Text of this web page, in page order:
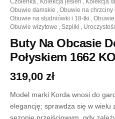
czółenka , kolekcja jesień , kolekcja
obuwie damskie , obuwie na
obuwie na studniówki i 18-tki ,
obuwie wizytowe , szpilki ,
Buty Na Obcasie
Połyskiem 1662
319,00 zł
Model marki Korda wnosi do
elegancję; sprawdza się w wielu
Buty
Na
Obcasie
Do
Sukienki
Złote
1662